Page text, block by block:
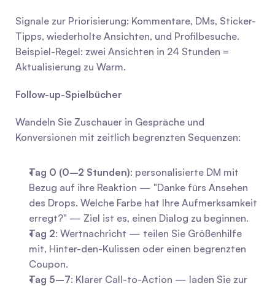
Signale zur Priorisierung: Kommentare, DMs, Sticker-
Tipps, wiederholte Ansichten, und Profilbesuche.
Beispiel-Regel: zwei Ansichten in 24 Stunden =
Aktualisierung zu Warm.
Follow-up-Spielbücher
Wandeln Sie Zuschauer in Gespräche und
Konversionen mit zeitlich begrenzten Sequenzen:
Tag 0 (0–2 Stunden): personalisierte DM mit
Bezug auf ihre Reaktion — "Danke fürs Ansehen
des Drops. Welche Farbe hat Ihre Aufmerksamkeit
erregt?" — Ziel ist es, einen Dialog zu beginnen.
Tag 2: Wertnachricht — teilen Sie Größenhilfe
mit, Hinter-den-Kulissen oder einen begrenzten
Coupon.
Tag 5–7: Klarer Call-to-Action — laden Sie zur